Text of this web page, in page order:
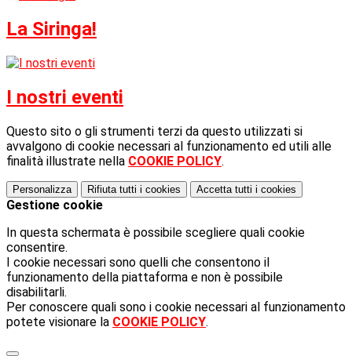
La Siringa!
I nostri eventi
Questo sito o gli strumenti terzi da questo utilizzati si
avvalgono di cookie necessari al funzionamento ed utili alle
finalità illustrate nella COOKIE POLICY.
Personalizza Rifiuta tutti i cookies Accetta tutti i cookies
Gestione cookie
In questa schermata è possibile scegliere quali cookie
consentire.
I cookie necessari sono quelli che consentono il
funzionamento della piattaforma e non è possibile
disabilitarli.
Per conoscere quali sono i cookie necessari al funzionamento
potete visionare la COOKIE POLICY.